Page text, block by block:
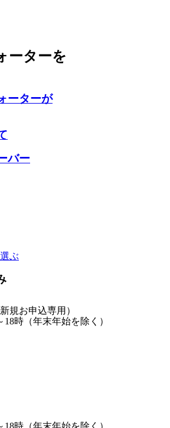
ーターを
ーターが
バー
ぶ
新規お申込専用）
時（年末年始を除く）
時（年末年始を除く）